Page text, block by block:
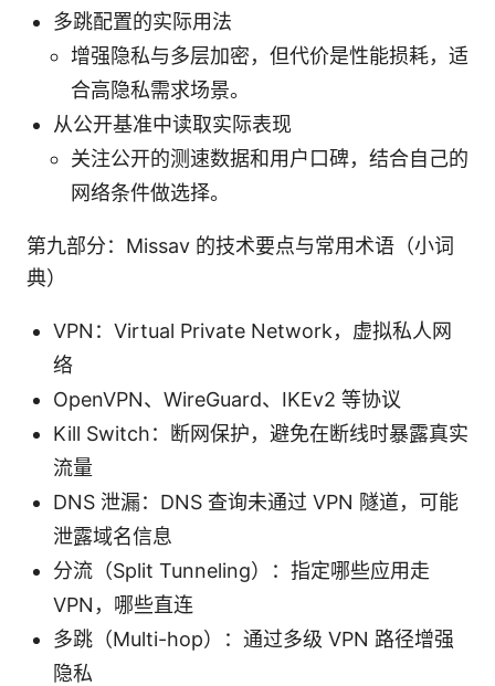
多跳配置的实际用法
增强隐私与多层加密，但代价是性能损耗，适
合高隐私需求场景。
从公开基准中读取实际表现
关注公开的测速数据和用户口碑，结合自己的
网络条件做选择。
第九部分：Missav 的技术要点与常用术语（小词
典）
VPN：Virtual Private Network，虚拟私人网
络
OpenVPN、WireGuard、IKEv2 等协议
Kill Switch：断网保护，避免在断线时暴露真实
流量
DNS 泄漏：DNS 查询未通过 VPN 隧道，可能
泄露域名信息
分流（Split Tunneling）：指定哪些应用走
VPN，哪些直连
多跳（Multi-hop）：通过多级 VPN 路径增强
隐私